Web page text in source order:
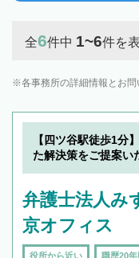
全6件中 1~6件を
各事務所の詳細情報とお
【四ツ谷駅徒歩1分
た解決策をご提案い
弁護士法人
京オフィス
役所から近い 職歴20年